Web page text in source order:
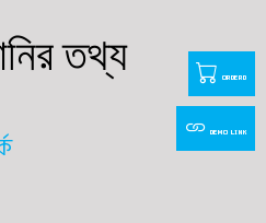
ORDERD
DEMO LINK
তথ্য